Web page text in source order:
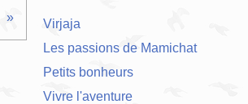
Virjaja
Les passions de Mamichat
Petits bonheurs
Vivre l'aventure